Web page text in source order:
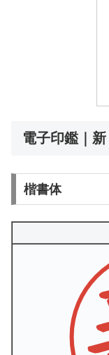
電子印鑑｜新
楷書体